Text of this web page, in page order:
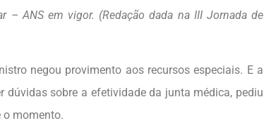
– ANS em vigor. (Redação dada na III Jornada de
negou provimento aos recursos especiais. E a
dúvidas sobre a efetividade da junta médica, pediu
momento.